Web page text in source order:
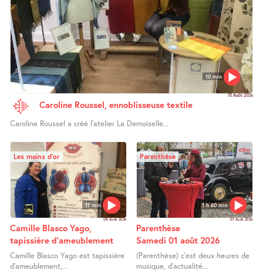
10 min
15 Août 2026
Caroline Roussel, ennoblisseuse textile
Caroline Roussel a créé l’atelier La Demoiselle...
11 min
Les mains d’or
08 Août 2026
Camille Blasco Yago,
tapissière d’ameublement
Camille Blasco Yago est tapissière
d’ameublement,...
1 h 60 min
Parenthèse
01 Août 2026
Parenthèse
Samedi 01 août 2026
(Parenthèse) c’est deux heures de
musique, d’actualité...